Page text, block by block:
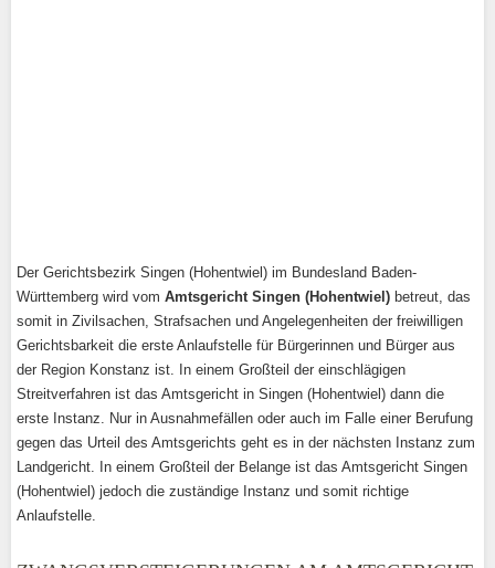
Der Gerichtsbezirk Singen (Hohentwiel) im Bundesland Baden-
Württemberg wird vom Amtsgericht Singen (Hohentwiel) betreut, das
somit in Zivilsachen, Strafsachen und Angelegenheiten der freiwilligen
Gerichtsbarkeit die erste Anlaufstelle für Bürgerinnen und Bürger aus
der Region Konstanz ist. In einem Großteil der einschlägigen
Streitverfahren ist das Amtsgericht in Singen (Hohentwiel) dann die
erste Instanz. Nur in Ausnahmefällen oder auch im Falle einer Berufung
gegen das Urteil des Amtsgerichts geht es in der nächsten Instanz zum
Landgericht. In einem Großteil der Belange ist das Amtsgericht Singen
(Hohentwiel) jedoch die zuständige Instanz und somit richtige
Anlaufstelle.